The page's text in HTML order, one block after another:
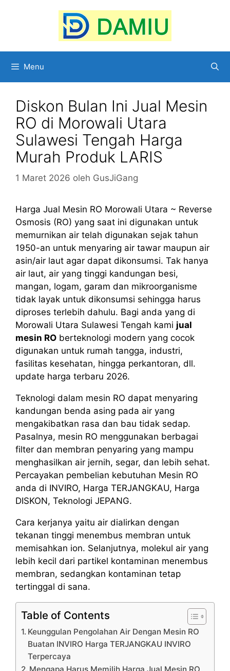
Menu
Diskon Bulan Ini Jual Mesin
RO di Morowali Utara
Sulawesi Tengah Harga
Murah Produk LARIS
1 Maret 2026 oleh GusJiGang
Harga Jual Mesin RO Morowali Utara ~ Reverse
Osmosis (RO) yang saat ini digunakan untuk
memurnikan air telah digunakan sejak tahun
1950-an untuk menyaring air tawar maupun air
asin/air laut agar dapat dikonsumsi. Tak hanya
air laut, air yang tinggi kandungan besi,
mangan, logam, garam dan mikroorganisme
tidak layak untuk dikonsumsi sehingga harus
diproses terlebih dahulu. Bagi anda yang di
Morowali Utara Sulawesi Tengah kami jual
mesin RO berteknologi modern yang cocok
digunakan untuk rumah tangga, industri,
fasilitas kesehatan, hingga perkantoran, dll.
update harga terbaru 2026.
Teknologi dalam mesin RO dapat menyaring
kandungan benda asing pada air yang
mengakibatkan rasa dan bau tidak sedap.
Pasalnya, mesin RO menggunakan berbagai
filter dan membran penyaring yang mampu
menghasilkan air jernih, segar, dan lebih sehat.
Percayakan pembelian kebutuhan Mesin RO
anda di INVIRO, Harga TERJANGKAU, Harga
DISKON, Teknologi JEPANG.
Cara kerjanya yaitu air dialirkan dengan
tekanan tinggi menembus membran untuk
memisahkan ion. Selanjutnya, molekul air yang
lebih kecil dari partikel kontaminan menembus
membran, sedangkan kontaminan tetap
tertinggal di sana.
Table of Contents
Keunggulan Pengolahan Air Dengan Mesin RO
Buatan INVIRO Harga TERJANGKAU INVIRO
Terpercaya
Mengapa Harus Memilih Harga Jual Mesin RO